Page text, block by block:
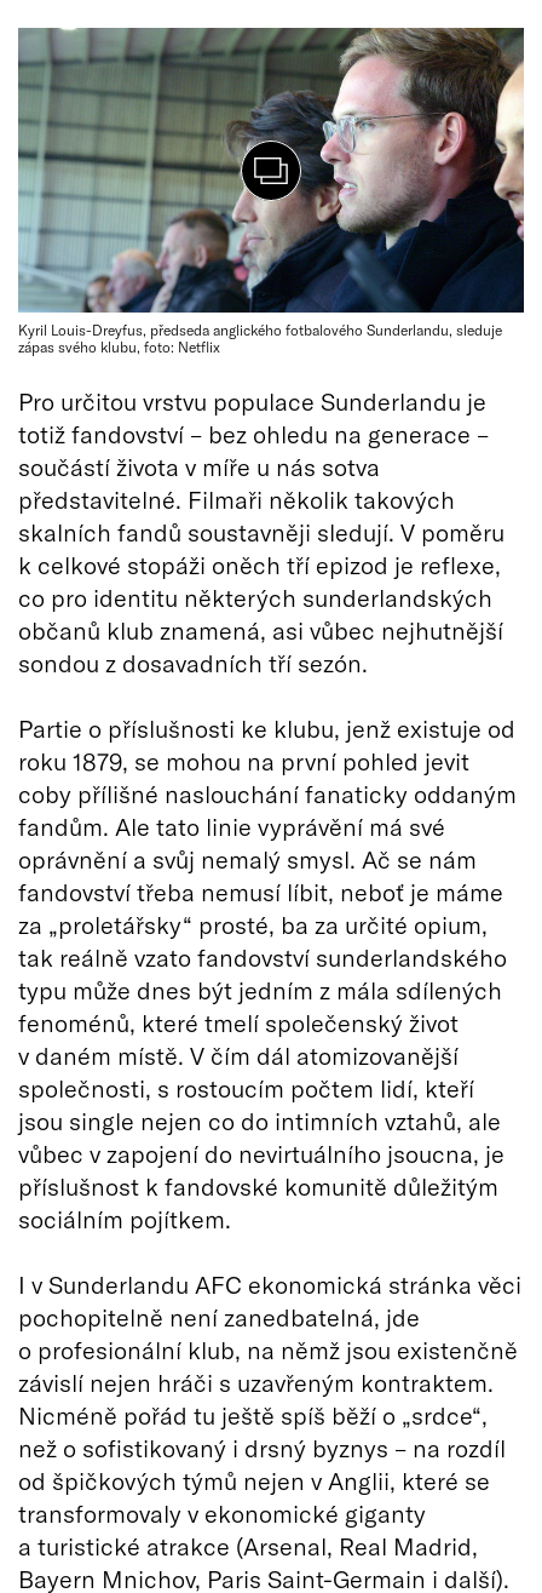
Kyril Louis-Dreyfus, předseda anglického fotbalového Sunderlandu, sleduje
zápas svého klubu, foto: Netflix
Pro určitou vrstvu populace Sunderlandu je
totiž fandovství – bez ohledu na generace –
součástí života v míře u nás sotva
představitelné. Filmaři několik takových
skalních fandů soustavněji sledují. V poměru
k celkové stopáži oněch tří epizod je reflexe,
co pro identitu některých sunderlandských
občanů klub znamená, asi vůbec nejhutnější
sondou z dosavadních tří sezón.
Partie o příslušnosti ke klubu, jenž existuje od
roku 1879, se mohou na první pohled jevit
coby přílišné naslouchání fanaticky oddaným
fandům. Ale tato linie vyprávění má své
oprávnění a svůj nemalý smysl. Ač se nám
fandovství třeba nemusí líbit, neboť je máme
za „proletářsky“ prosté, ba za určité opium,
tak reálně vzato fandovství sunderlandského
typu může dnes být jedním z mála sdílených
fenoménů, které tmelí společenský život
v daném místě. V čím dál atomizovanější
společnosti, s rostoucím počtem lidí, kteří
jsou single nejen co do intimních vztahů, ale
vůbec v zapojení do nevirtuálního jsoucna, je
příslušnost k fandovské komunitě důležitým
sociálním pojítkem.
I v Sunderlandu AFC ekonomická stránka věci
pochopitelně není zanedbatelná, jde
o profesionální klub, na němž jsou existenčně
závislí nejen hráči s uzavřeným kontraktem.
Nicméně pořád tu ještě spíš běží o „srdce“,
než o sofistikovaný i drsný byznys – na rozdíl
od špičkových týmů nejen v Anglii, které se
transformovaly v ekonomické giganty
a turistické atrakce (Arsenal, Real Madrid,
Bayern Mnichov, Paris Saint-Germain i další).